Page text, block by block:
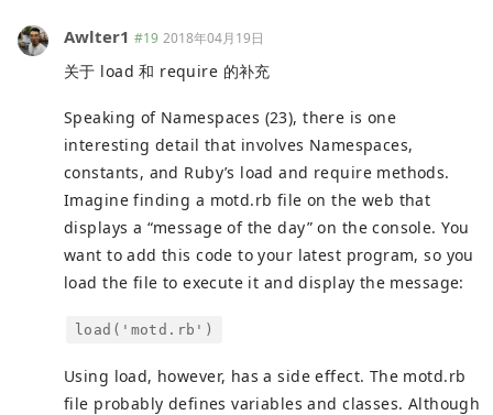
Awlter1 #19 2018年04月19日
关于 load 和 require 的补充
Speaking of Namespaces (23), there is one
interesting detail that involves Namespaces,
constants, and Ruby’s load and require methods.
Imagine finding a motd.rb file on the web that
displays a “message of the day” on the console. You
want to add this code to your latest program, so you
load the file to execute it and display the message:
load('motd.rb')
Using load, however, has a side effect. The motd.rb
file probably defines variables and classes. Although